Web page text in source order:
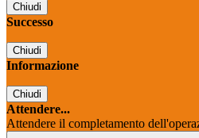
Chiudi
Successo
Chiudi
Informazione
Chiudi
Attendere...
Attendere il completamento